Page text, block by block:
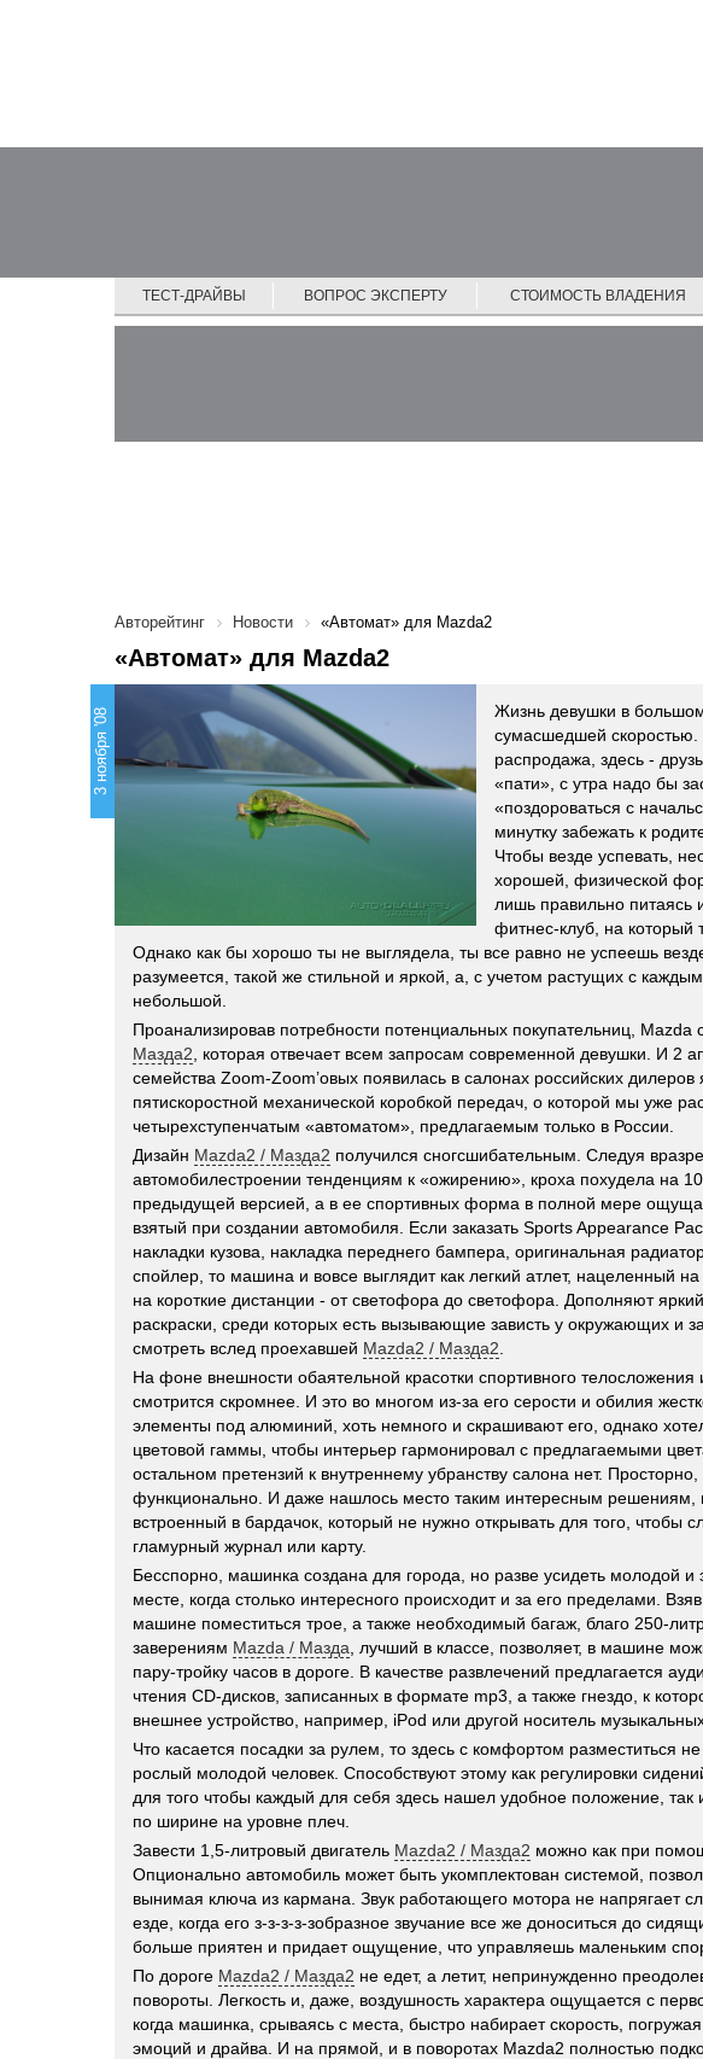
ТЕСТ-ДРАЙВЫ ВОПРОС ЭКСПЕРТУ СТОИМОСТЬ ВЛАДЕНИЯ
Авторейтинг Новости «Автомат» для Mazda2
«Автомат» для Mazda2
3 ноября '08
Жизнь девушки в
сумасшедшей скоростью.
распродажа, здесь -
«пати», с утра надо бы
«поздороваться с
минутку забежать к
Чтобы везде успевать,
хорошей, физической
лишь правильно питаясь
фитнес-клуб, на который
Однако как бы хорошо ты не выглядела, ты все равно не успеешь
разумеется, такой же стильной и яркой, а, с учетом растущих с
небольшой.
Проанализировав потребности потенциальных покупательниц, Mazda
Мазда2 , которая отвечает всем запросам современной девушки. И 2
семейства Zoom-Zoom’овых появилась в салонах российских дилеров
пятискоростной механической коробкой передач, о которой мы уже
четырехступенчатым «автоматом», предлагаемым только в России.
Дизайн Mazda2 / Мазда2 получился сногсшибательным. Следуя
автомобилестроении тенденциям к «ожирению», кроха похудела на
предыдущей версией, а в ее спортивных форма в полной мере
взятый при создании автомобиля. Если заказать Sports Appearance
накладки кузова, накладка переднего бампера, оригинальная
спойлер, то машина и вовсе выглядит как легкий атлет, нацеленный
на короткие дистанции - от светофора до светофора. Дополняют
раскраски, среди которых есть вызывающие зависть у окружающих и
смотреть вслед проехавшей Mazda2 / Мазда2
На фоне внешности обаятельной красотки спортивного телосложения
смотрится скромнее. И это во многом из-за его серости и обилия
элементы под алюминий, хоть немного и скрашивают его, однако
цветовой гаммы, чтобы интерьер гармонировал с предлагаемыми
остальном претензий к внутреннему убранству салона нет.
функционально. И даже нашлось место таким интересным решениям,
встроенный в бардачок, который не нужно открывать для того, чтобы
гламурный журнал или карту.
Бесспорно, машинка создана для города, но разве усидеть молодой
месте, когда столько интересного происходит и за его пределами.
машине поместиться трое, а также необходимый багаж, благо 250-
заверениям Mazda / Мазда , лучший в классе, позволяет, в машине
пару-тройку часов в дороге. В качестве развлечений предлагается
чтения CD-дисков, записанных в формате mp3, а также гнездо, к
внешнее устройство, например, iPod или другой носитель
Что касается посадки за рулем, то здесь с комфортом разместиться
рослый молодой человек. Способствуют этому как регулировки
для того чтобы каждый для себя здесь нашел удобное положение, так
по ширине на уровне плеч.
Завести 1,5-литровый двигатель Mazda2 / Мазда2 можно как при
Опционально автомобиль может быть укомплектован системой,
вынимая ключа из кармана. Звук работающего мотора не напрягает
езде, когда его з-з-з-з-зобразное звучание все же доноситься до
больше приятен и придает ощущение, что управляешь маленьким
По дороге Mazda2 / Мазда2 не едет, а летит, непринужденно
повороты. Легкость и, даже, воздушность характера ощущается с
когда машинка, срываясь с места, быстро набирает скорость,
эмоций и драйва. И на прямой, и в поворотах Mazda2 полностью